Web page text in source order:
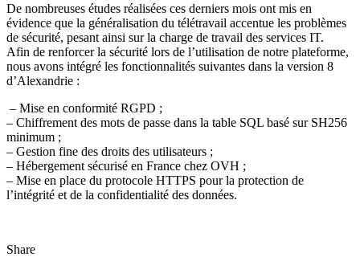
De nombreuses études réalisées ces derniers mois ont mis en
évidence que la généralisation du télétravail accentue les problèmes
de sécurité, pesant ainsi sur la charge de travail des services IT.
Afin de renforcer la sécurité lors de l’utilisation de notre plateforme,
nous avons intégré les fonctionnalités suivantes dans la version 8
d’Alexandrie :
– Mise en conformité RGPD ;
– Chiffrement des mots de passe dans la table SQL basé sur SH256
minimum ;
– Gestion fine des droits des utilisateurs ;
– Hébergement sécurisé en France chez OVH ;
– Mise en place du protocole HTTPS pour la protection de
l’intégrité et de la confidentialité des données.
Share